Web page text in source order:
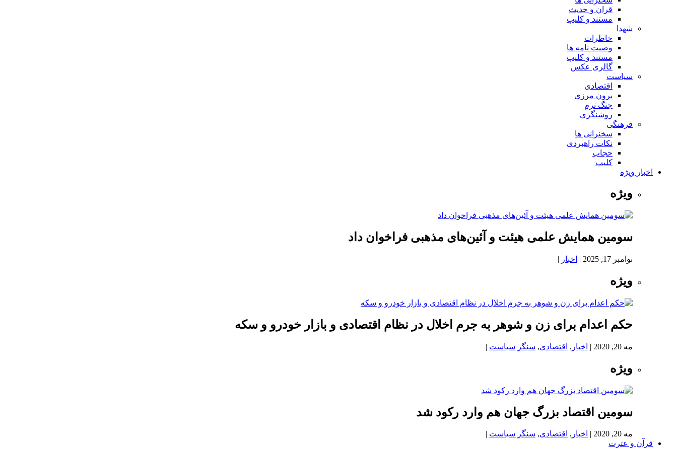
قران و حدیث
مستند و کلیپ
شهدا
خاطرات
وصیت نامه ها
مستند و کلیپ
گالری عکس
سیاست
اقتصادی
برون مرزی
جنگ نرم
روشنگری
فرهنگی
سخنرانی ها
نکات راهبردی
حجاب
کلیپ
اخبار ویژه
ویژه
سومین همایش علمی هیئت و آئین‌های مذهبی فراخوان داد
نوامبر 17, 2025 | اخبار |
ویژه
حکم اعدام برای زن و شوهر به جرم اخلال در نظام اقتصادی و بازار خودرو و سکه
مه 20, 2020 | اخبار , اقتصادی, سنگر سیاست |
ویژه
سومین اقتصاد بزرگ جهان هم وارد رکود شد
مه 20, 2020 | اخبار , اقتصادی, سنگر سیاست |
قرآن و عترت